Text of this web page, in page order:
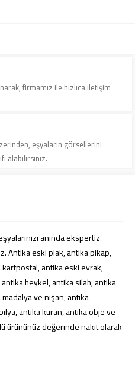
firmamız ile hızlıca iletişim
eşyaların görsellerini
alabilirsiniz.
anında ekspertiz
Antika eski plak, antika pikap,
antika eski evrak,
heykel, antika silah, antika
madalya ve nişan, antika
antika kuran, antika obje ve
ürününüz değerinde nakit olarak